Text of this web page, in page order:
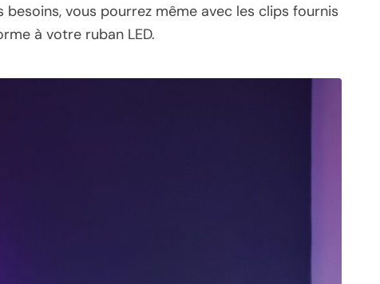
vous pourrez même avec les clips fournis
à votre ruban LED.